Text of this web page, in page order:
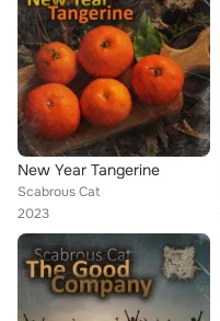
New Year Tangerine
Scabrous Cat
2023